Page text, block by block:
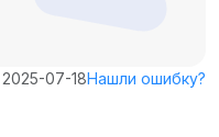
07-18Нашли ошибку?